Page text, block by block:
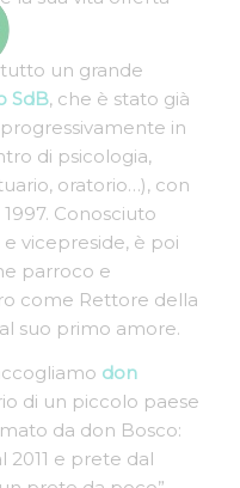
un grande
SdB, che è stato già
progressivamente in
di psicologia,
oratorio…), con
Conosciuto
vicepreside, è poi
parroco e
come Rettore della
suo primo amore.
don
di un piccolo paese
da don Bosco:
2011 e prete dal